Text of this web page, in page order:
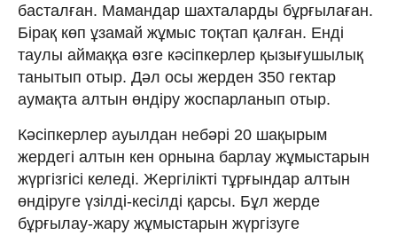
басталған. Мамандар шахталарды бұрғылаған.
Бірақ көп ұзамай жұмыс тоқтап қалған. Енді
таулы аймаққа өзге кәсіпкерлер қызығушылық
танытып отыр. Дәл осы жерден 350 гектар
аумақта алтын өндіру жоспарланып отыр.
Кәсіпкерлер ауылдан небәрі 20 шақырым
жердегі алтын кен орнына барлау жұмыстарын
жүргізгісі келеді. Жергілікті тұрғындар алтын
өндіруге үзілді-кесілді қарсы. Бұл жерде
бұрғылау-жару жұмыстарын жүргізуге